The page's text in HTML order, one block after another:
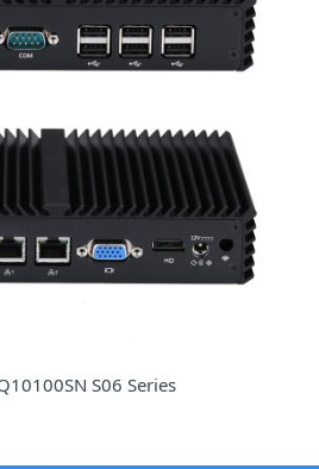
S06 Series